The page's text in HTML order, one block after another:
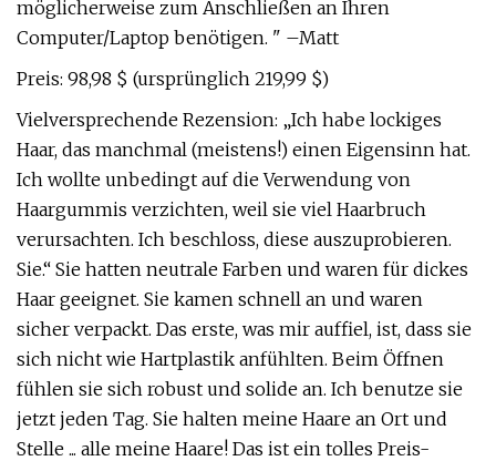
möglicherweise zum Anschließen an Ihren
Computer/Laptop benötigen. " –Matt
Preis: 98,98 $ (ursprünglich 219,99 $)
Vielversprechende Rezension: „Ich habe lockiges
Haar, das manchmal (meistens!) einen Eigensinn hat.
Ich wollte unbedingt auf die Verwendung von
Haargummis verzichten, weil sie viel Haarbruch
verursachten. Ich beschloss, diese auszuprobieren.
Sie.“ Sie hatten neutrale Farben und waren für dickes
Haar geeignet. Sie kamen schnell an und waren
sicher verpackt. Das erste, was mir auffiel, ist, dass sie
sich nicht wie Hartplastik anfühlten. Beim Öffnen
fühlen sie sich robust und solide an. Ich benutze sie
jetzt jeden Tag. Sie halten meine Haare an Ort und
Stelle ... alle meine Haare! Das ist ein tolles Preis-